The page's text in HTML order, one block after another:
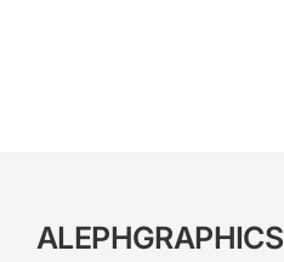
ALEPHGRAPHICS